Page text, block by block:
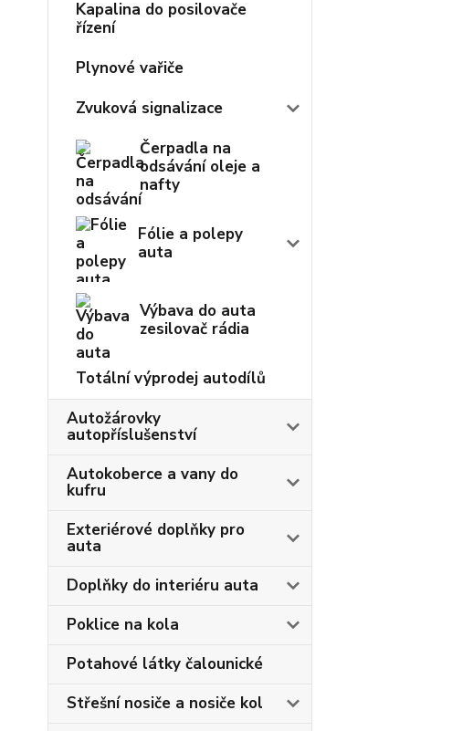
Kapalina do posilovače
řízení
Plynové vařiče
Zvuková signalizace
Čerpadla na
odsávání oleje a
nafty
Fólie a polepy
auta
Výbava do auta
zesilovač rádia
Totální výprodej autodílů
Autožárovky
autopříslušenství
Autokoberce a vany do
kufru
Exteriérové doplňky pro
auta
Doplňky do interiéru auta
Poklice na kola
Potahové látky čalounické
Střešní nosiče a nosiče kol